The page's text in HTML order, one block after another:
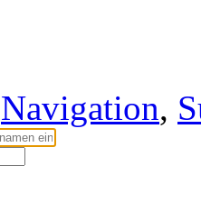
Navigation,